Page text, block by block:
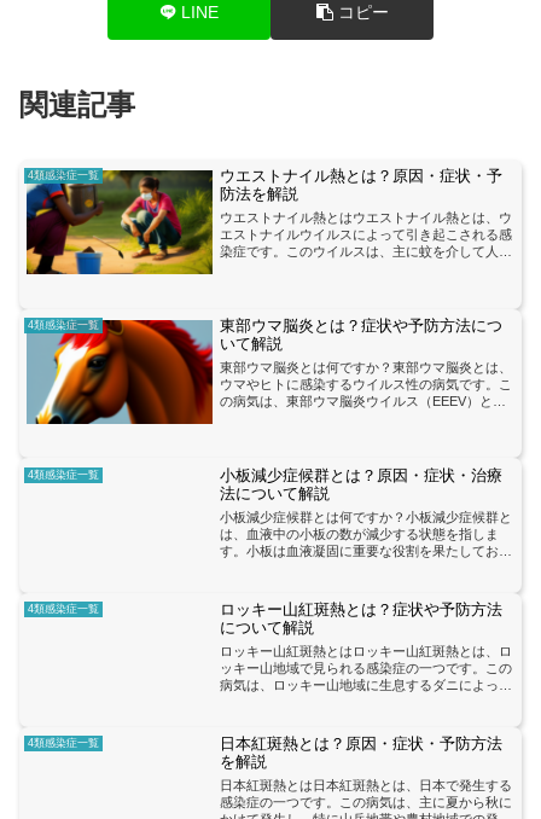
LINE コピー
関連記事
4類感染症一覧
ウエストナイル熱とは？原因・症状・予
防法を解説
ウエストナイル熱とはウエストナイル熱とは、ウ
エストナイルウイルスによって引き起こされる感
染症です。このウイルスは、主に蚊を介して人に
4類感染症一覧
東部ウマ脳炎とは？症状や予防方法につ
いて解説
東部ウマ脳炎とは何ですか？東部ウマ脳炎とは、
ウマやヒトに感染するウイルス性の病気です。こ
の病気は、東部ウマ脳炎ウイルス（EEEV）とい
4類感染症一覧
小板減少症候群とは？原因・症状・治療
法について解説
小板減少症候群とは何ですか？小板減少症候群と
は、血液中の小板の数が減少する状態を指しま
す。小板は血液凝固に重要な役割を果たしてお
性の疾患や後天性の病気、...
4類感染症一覧
ロッキー山紅斑熱とは？症状や予防方法
について解説
ロッキー山紅斑熱とはロッキー山紅斑熱とは、ロ
ッキー山地域で見られる感染症の一つです。この
病気は、ロッキー山地域に生息するダニによって
起こします。主な症状...
4類感染症一覧
日本紅斑熱とは？原因・症状・予防方法
を解説
日本紅斑熱とは日本紅斑熱とは、日本で発生する
感染症の一つです。この病気は、主に夏から秋に